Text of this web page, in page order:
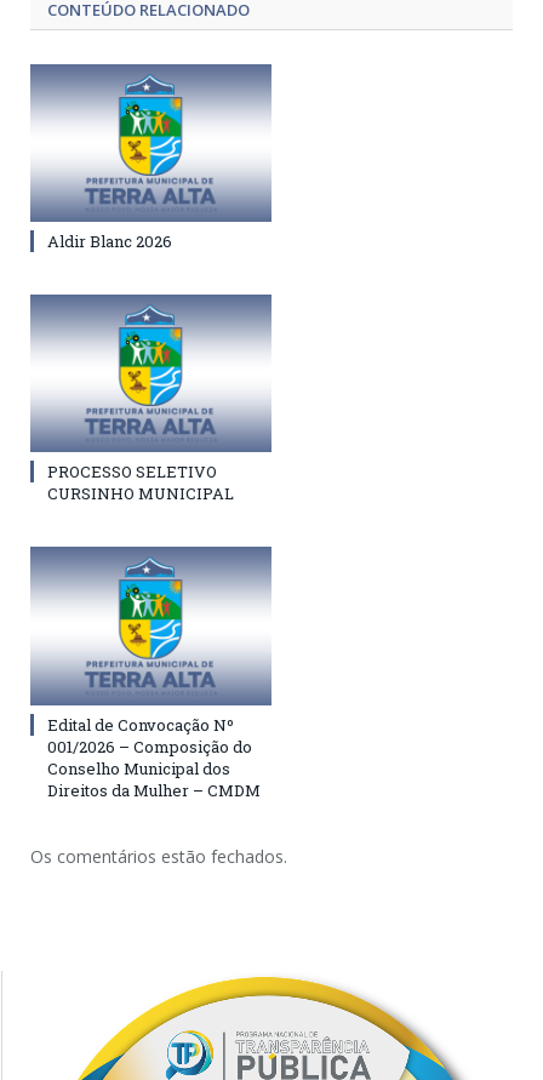
CONTEÚDO RELACIONADO
Aldir Blanc 2026
PROCESSO SELETIVO
CURSINHO MUNICIPAL
Edital de Convocação Nº
001/2026 – Composição do
Conselho Municipal dos
Direitos da Mulher – CMDM
Os comentários estão fechados.